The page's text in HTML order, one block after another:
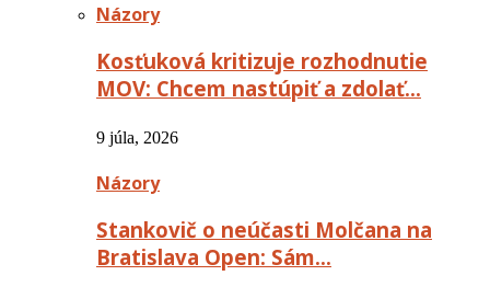
Názory
Kosťuková kritizuje rozhodnutie
MOV: Chcem nastúpiť a zdolať…
9 júla, 2026
Názory
Stankovič o neúčasti Molčana na
Bratislava Open: Sám…